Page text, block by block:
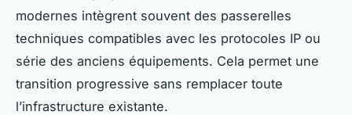
modernes intègrent souvent des passerelles
techniques compatibles avec les protocoles IP ou
série des anciens équipements. Cela permet une
transition progressive sans remplacer toute
l’infrastructure existante.